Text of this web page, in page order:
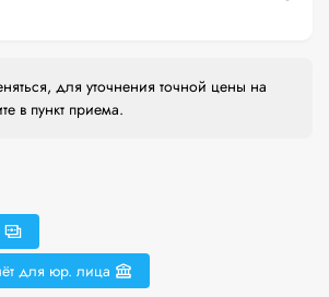
для уточнения точной цены на
в пункт приема.
для юр. лица